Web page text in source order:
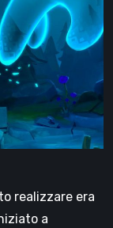
realizzare era
a